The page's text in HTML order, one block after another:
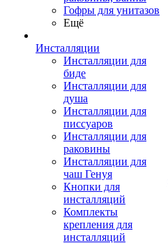
Гофры для унитазов
Ещё
Инсталляции
Инсталляции для
биде
Инсталляции для
душа
Инсталляции для
писсуаров
Инсталляции для
раковины
Инсталляции для
чаш Генуя
Кнопки для
инсталляций
Комплекты
крепления для
инсталляций